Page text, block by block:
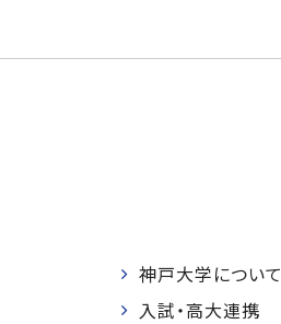
神戸大学について
入試・高大連携